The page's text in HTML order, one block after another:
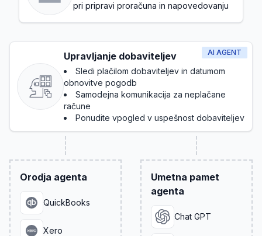
pri pripravi proračuna in napovedovanju
AI AGENT
Upravljanje dobaviteljev
Sledi plačilom dobaviteljev in datumom
obnovitve pogodb
Samodejna komunikacija za neplačane
račune
Ponudite vpogled v uspešnost dobaviteljev
Orodja agenta
QuickBooks
Xero
Umetna pamet
agenta
Chat GPT